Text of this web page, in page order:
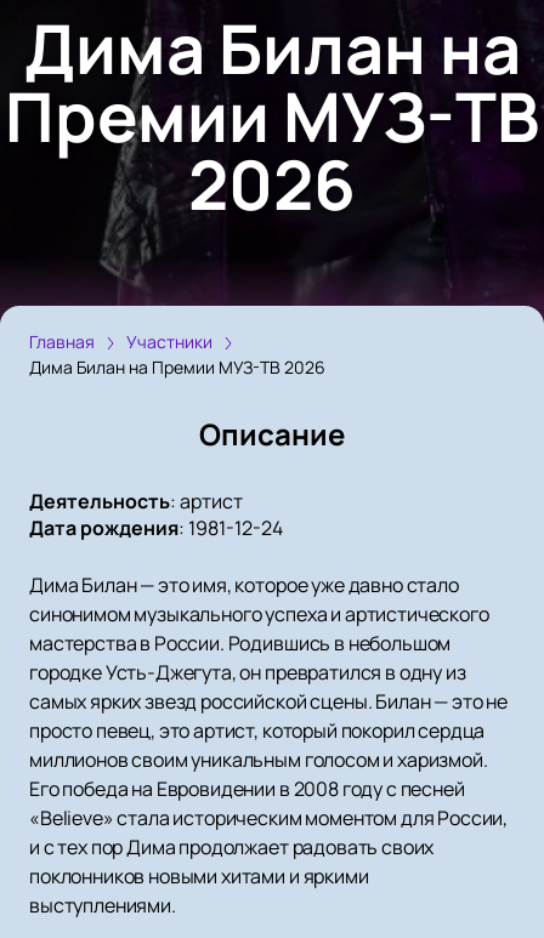
Дима Билан на
Премии МУЗ-ТВ
2026
Главная
Участники
Дима Билан на Премии МУЗ-ТВ 2026
Описание
Деятельность:артист
Дата рождения: 1981-12-24
Дима Билан — это имя, которое уже давно стало
синонимом музыкального успеха и артистического
мастерства в России. Родившись в небольшом
городке Усть-Джегута, он превратился в одну из
самых ярких звезд российской сцены. Билан — это не
просто певец, это артист, который покорил сердца
миллионов своим уникальным голосом и харизмой.
Его победа на Евровидении в 2008 году с песней
«Believe» стала историческим моментом для России,
и с тех пор Дима продолжает радовать своих
поклонников новыми хитами и яркими
выступлениями.